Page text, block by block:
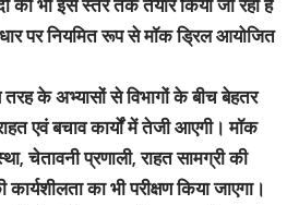
पर नियमित रूप से मॉक ड्रिल आयोजित
के अभ्यासों से विभागों के बीच बेहतर
एवं बचाव कार्यों में तेजी आएगी। मॉक
चेतावनी प्रणाली, राहत सामग्री की
का भी परीक्षण किया जाएगा।